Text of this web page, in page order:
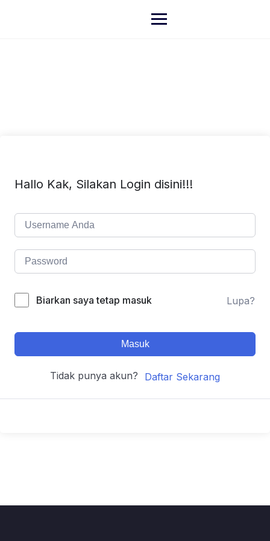
Hallo Kak, Silakan Login disini!!!
Biarkan saya tetap masuk Lupa?
Masuk
Tidak punya akun? Daftar Sekarang